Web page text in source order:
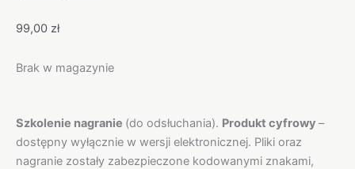
99,00 zł
Brak w magazynie
Szkolenie nagranie (do odsłuchania). Produkt cyfrowy –
dostępny wyłącznie w wersji elektronicznej. Pliki oraz
nagranie zostały zabezpieczone kodowanymi znakami,